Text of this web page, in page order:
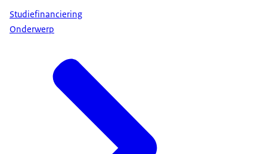
Studiefinanciering
Onderwerp